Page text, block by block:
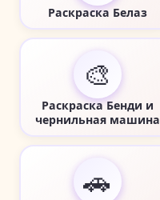
Раскраска Белаз
🎨
Раскраска Бенди и
чернильная машина
🚗